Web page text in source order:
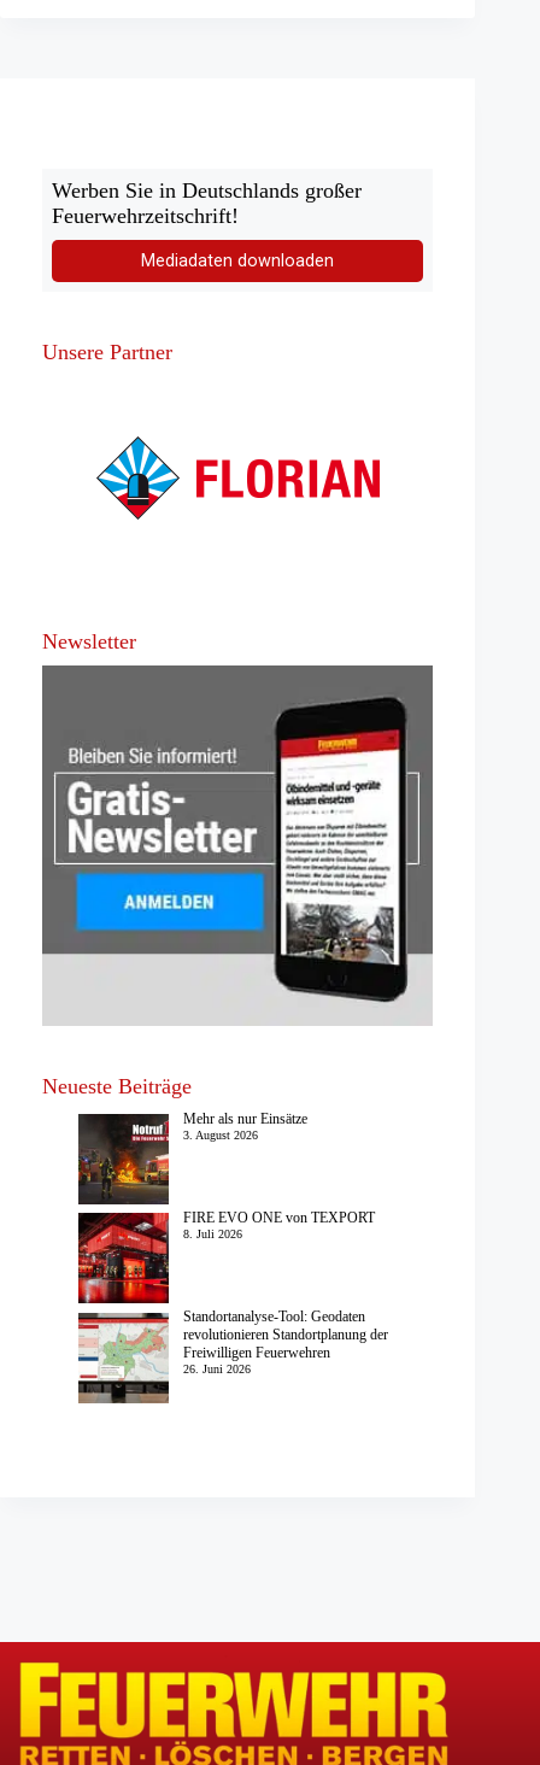
Werben Sie in Deutschlands großer
Feuerwehrzeitschrift!
Mediadaten downloaden
Unsere Partner
Newsletter
Neueste Beiträge
Mehr als nur Einsätze
3. August 2026
FIRE EVO ONE von TEXPORT
8. Juli 2026
Standortanalyse-Tool: Geodaten
revolutionieren Standortplanung der
Freiwilligen Feuerwehren
26. Juni 2026